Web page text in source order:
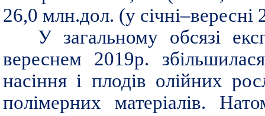
26,0 млн.дол. (у
У загальному обсязі
вереснем 2019р.
насіння і плодів олійних
полімерних матеріалів.